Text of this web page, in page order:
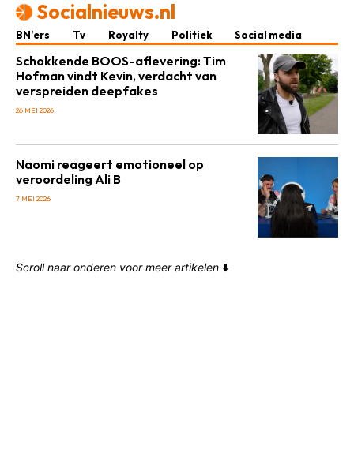
Socialnieuws.nl
BN’ers Tv Royalty Politiek Social media
Schokkende BOOS-aflevering: Tim
Hofman vindt Kevin, verdacht van
verspreiden deepfakes
26 MEI 2026
Naomi reageert emotioneel op
veroordeling Ali B
7 MEI 2026
Scroll naar onderen voor meer artikelen ⬇️